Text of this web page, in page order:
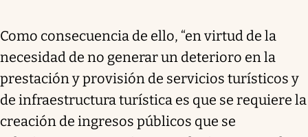
Como consecuencia de ello, “en virtud de la
necesidad de no generar un deterioro en la
prestación y provisión de servicios turísticos y
de infraestructura turística es que se requiere la
creación de ingresos públicos que se